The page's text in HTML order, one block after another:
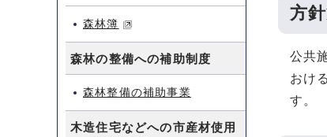
方
公共
おけ
す。
森林簿
森林の整備への補助制度
森林整備の補助事業
木造住宅などへの市産材使用